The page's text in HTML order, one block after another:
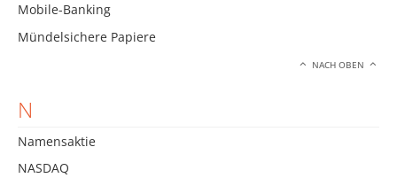
Mobile-Banking
Mündelsichere Papiere
NACH OBEN
N
Namensaktie
NASDAQ